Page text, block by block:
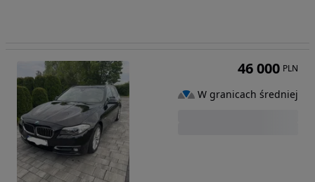
46 000 PLN
W granicach średniej